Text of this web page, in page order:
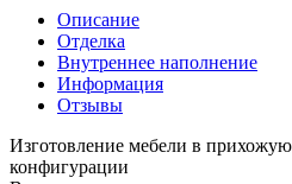
Описание
Отделка
Внутреннее наполнение
Информация
Отзывы
Изготовление мебели в
конфигурации